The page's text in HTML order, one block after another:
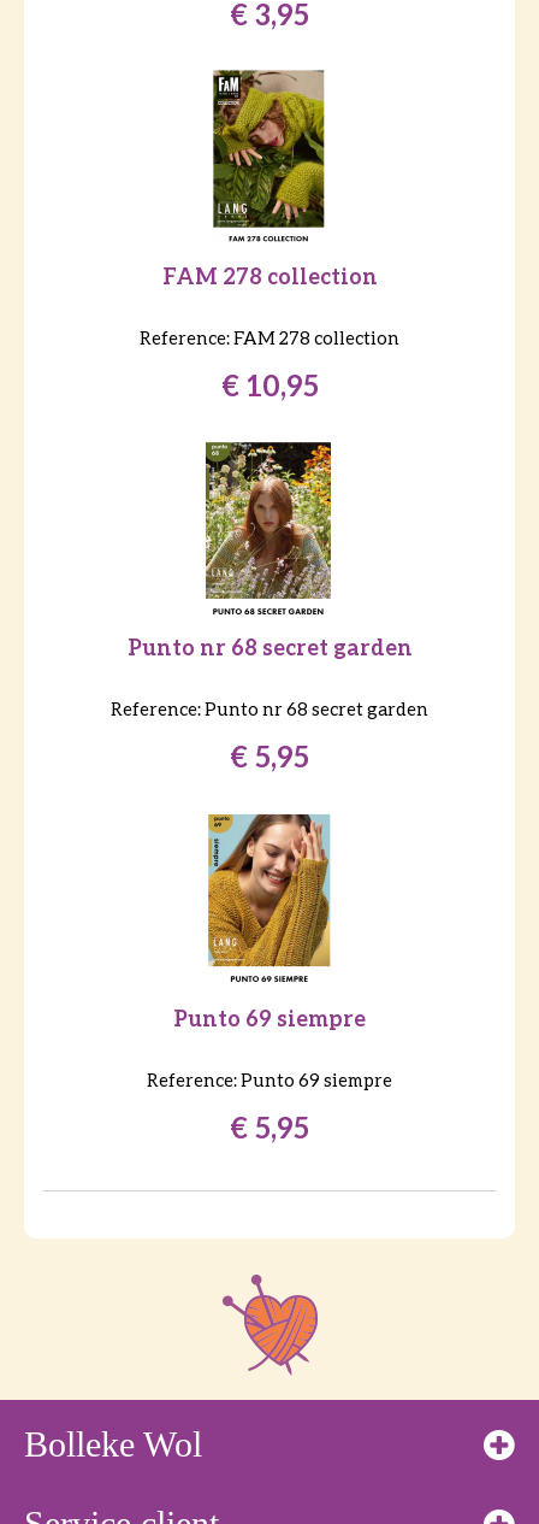
€ 3,95
FAM 278 collection
Reference:FAM 278 collection
€ 10,95
Punto nr 68 secret garden
Reference:Punto nr 68 secret garden
€ 5,95
Punto 69 siempre
Reference:Punto 69 siempre
€ 5,95
Bolleke Wol